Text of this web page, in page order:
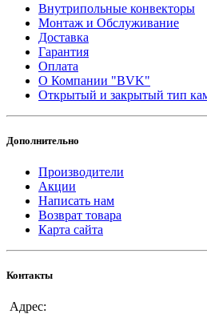
Внутрипольные конвекторы
Монтаж и Обслуживание
Доставка
Гарантия
Оплата
О Компании "BVK"
Открытый и закрытый тип
Дополнительно
Производители
Акции
Написать нам
Возврат товара
Карта сайта
Контакты
Адрес: